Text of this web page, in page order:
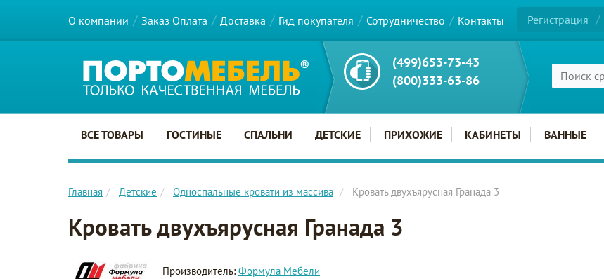
О компании Заказ Оплата Доставка Гид покупателя Сотрудничество Контакты Регистрация
(499)653-73-43
(800)333-63-86
Главное меню сайта
ВСЕ ТОВАРЫ ГОСТИНЫЕ СПАЛЬНИ ДЕТСКИЕ ПРИХОЖИЕ КАБИНЕТЫ ВАННЫЕ
Главная Детские Односпальные кровати из массива Кровать двухъярусная Гранада 3
Кровать двухъярусная Гранада 3
Производитель: Формула Мебели